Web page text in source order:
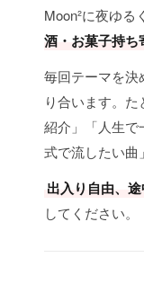
Moon²に夜ゆる
酒・お菓子持ち
毎回テーマを決
り合います。
紹介」「人生で
式で流したい曲
出入り自由、
してください。